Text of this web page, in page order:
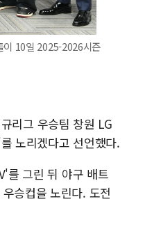
이 10일 2025-2026시즌
리그 우승팀 창원 LG
노리겠다고 선언했다.
를 그린 뒤 야구 배트
승컵을 노린다. 도전